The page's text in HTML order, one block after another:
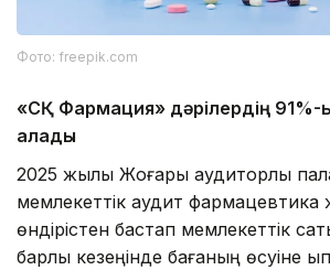
Фото: freepik.com
«СҚ Фармация» дәрілердің
алады
2025 жылы Жоғары аудиторлық
мемлекеттік аудит фармацевтика
өндірістен бастап мемлекеттік
барлық кезеңінде бағаның өсуіне